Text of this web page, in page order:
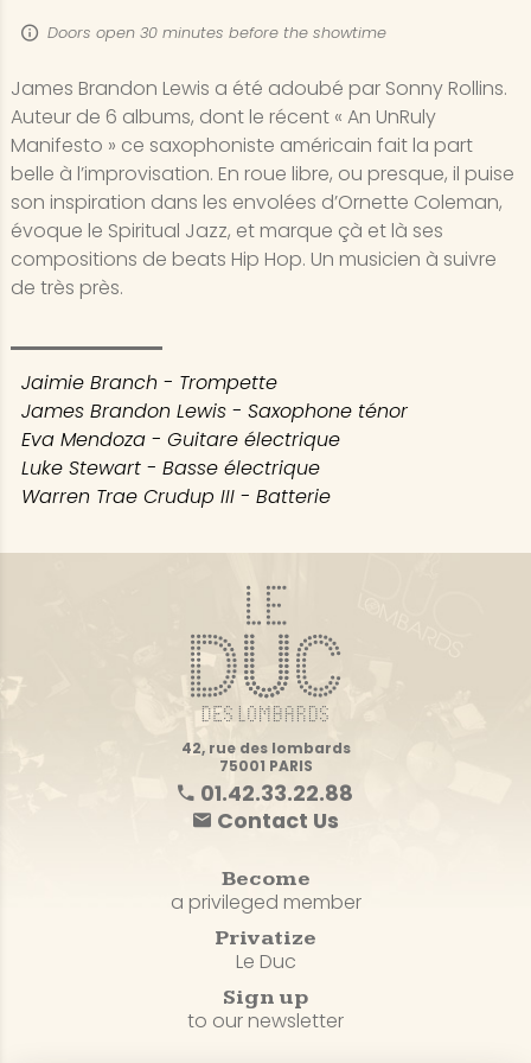
Doors open 30 minutes before the showtime
James Brandon Lewis a été adoubé par Sonny Rollins.
Auteur de 6 albums, dont le récent « An UnRuly
Manifesto » ce saxophoniste américain fait la part
belle à l’improvisation. En roue libre, ou presque, il puise
son inspiration dans les envolées d’Ornette Coleman,
évoque le Spiritual Jazz, et marque çà et là ses
compositions de beats Hip Hop. Un musicien à suivre
de très près.
Jaimie Branch - Trompette
James Brandon Lewis - Saxophone ténor
Eva Mendoza - Guitare électrique
Luke Stewart - Basse électrique
Warren Trae Crudup III - Batterie
42, rue des lombards
75001 PARIS
01.42.33.22.88
Contact Us
Become
a privileged member
Privatize
Le Duc
Sign up
to our newsletter